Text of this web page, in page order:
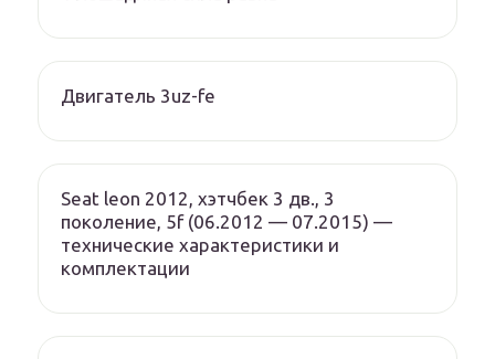
Двигатель 3uz-fe
Seat leon 2012, хэтчбек 3 дв., 3
поколение, 5f (06.2012 — 07.2015) —
технические характеристики и
комплектации